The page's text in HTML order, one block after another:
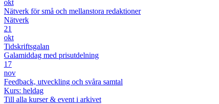
okt
Nätverk för små och mellanstora redaktioner
Nätverk
21
okt
Tidskriftsgalan
Galamiddag med prisutdelning
17
nov
Feedback, utveckling och svåra samtal
Kurs: heldag
Till alla kurser & event i arkivet